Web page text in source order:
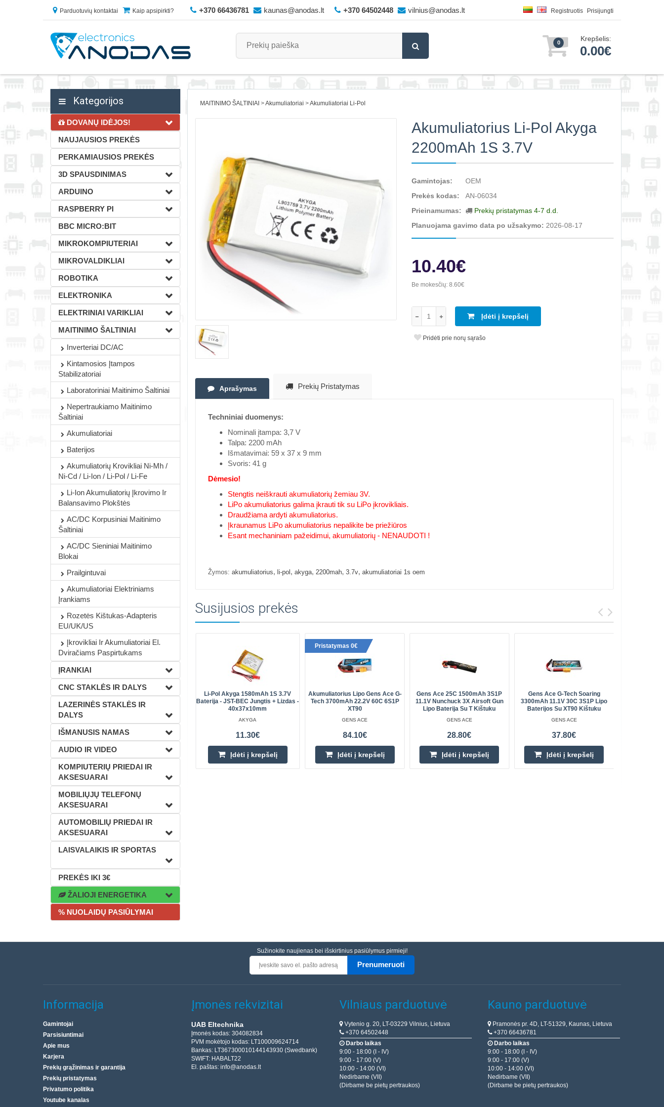
Parduotuvių kontaktai Kaip apsipirkti? +370 66436781 kaunas@anodas.lt +370 64502448 vilnius@anodas.lt Registruotis Prisijungti
0 Krepšelis:
0.00€
Kategorijos
DOVANŲ IDĖJOS!
NAUJAUSIOS PREKĖS
PERKAMIAUSIOS PREKĖS
3D SPAUSDINIMAS
ARDUINO
RASPBERRY PI
BBC MICRO:BIT
MIKROKOMPIUTERIAI
MIKROVALDIKLIAI
ROBOTIKA
ELEKTRONIKA
ELEKTRINIAI VARIKLIAI
MAITINIMO ŠALTINIAI
Inverteriai DC/AC
Kintamosios Įtampos
Stabilizatoriai
Laboratoriniai Maitinimo Šaltiniai
Nepertraukiamo Maitinimo
Šaltiniai
Akumuliatoriai
Baterijos
Akumuliatorių Krovikliai Ni-Mh /
Ni-Cd / Li-Ion / Li-Pol / Li-Fe
Li-Ion Akumuliatorių Įkrovimo Ir
Balansavimo Plokštės
AC/DC Korpusiniai Maitinimo
Šaltiniai
AC/DC Sieniniai Maitinimo
Blokai
Prailgintuvai
Akumuliatoriai Elektriniams
Įrankiams
Rozetės Kištukas-Adapteris
EU/UK/US
Įkrovikliai Ir Akumuliatoriai El.
Dviračiams Paspirtukams
ĮRANKIAI
CNC STAKLĖS IR DALYS
LAZERINĖS STAKLĖS IR
DALYS
IŠMANUSIS NAMAS
AUDIO IR VIDEO
KOMPIUTERIŲ PRIEDAI IR
AKSESUARAI
MOBILIŲJŲ TELEFONŲ
AKSESUARAI
AUTOMOBILIŲ PRIEDAI IR
AKSESUARAI
LAISVALAIKIS IR SPORTAS
PREKĖS IKI 3€
ŽALIOJI ENERGETIKA
% NUOLAIDŲ PASIŪLYMAI
MAITINIMO ŠALTINIAI Akumuliatoriai Akumuliatoriai Li-Pol
Akumuliatorius Li-Pol Akyga
2200mAh 1S 3.7V
Gamintojas:
OEM
Prekės kodas:
AN-06034
Prieinamumas:
Prekių pristatymas 4-7 d.d.
Planuojama gavimo data po užsakymo: 2026-08-17
10.40€
Be mokesčių:8.60€
Įdėti į krepšelį
Pridėti prie norų sąrašo
Aprašymas Prekių Pristatymas
Techniniai duomenys:
Nominali įtampa: 3,7 V
Talpa: 2200 mAh
Išmatavimai: 59 x 37 x 9 mm
Svoris: 41 g
Dėmesio!
Stengtis neiškrauti akumuliatorių žemiau 3V.
LiPo akumuliatorius galima įkrauti tik su LiPo įkrovikliais.
Draudžiama ardyti akumuliatorius.
Įkraunamus LiPo akumuliatorius nepalikite be priežiūros
Esant mechaniniam pažeidimui, akumuliatorių - NENAUDOTI !
Žymos: akumuliatorius, li-pol , akyga, 2200mah, 3.7v, akumuliatoriai 1s oem
Susijusios prekės
Li-Pol Akyga 1580mAh 1S 3.7V
Baterija - JST-BEC Jungtis + Lizdas -
40x37x10mm
AKYGA
11.30€
Įdėti į krepšelį
Pristatymas 0€
Akumuliatorius Lipo Gens Ace G-
Tech 3700mAh 22.2V 60C 6S1P
XT90
GENS ACE
84.10€
Įdėti į krepšelį
Gens Ace 25C 1500mAh 3S1P
11.1V Nunchuck 3X Airsoft Gun
Lipo Baterija Su T Kištuku
GENS ACE
28.80€
Įdėti į krepšelį
Gens Ace G-Tech Soaring
3300mAh 11.1V 30C 3S1P Lipo
Baterijos Su XT90 Kištuku
GENS ACE
37.80€
Įdėti į krepšelį
Sužinokite naujienas bei išskirtinius pasiūlymus pirmieji!
Prenumeruoti
Informacija
Gamintojai
Parsisiuntimai
Apie mus
Karjera
Prekių grąžinimas ir garantija
Prekių pristatymas
Privatumo politika
Youtube kanalas
Įmonės rekvizitai
UAB Eltechnika
Įmonės kodas: 304082834
PVM mokėtojo kodas: LT100009624714
Bankas: LT367300010144143930 (Swedbank)
SWIFT: HABALT22
El. paštas: info@anodas.lt
Vilniaus parduotuvė
Vytenio g. 20, LT-03229 Vilnius, Lietuva
+370 64502448
Darbo laikas
9:00 - 18:00 (I - IV)
9:00 - 17:00 (V)
10:00 - 14:00 (VI)
Nedirbame (VII)
(Dirbame be pietų pertraukos)
Kauno parduotuvė
Pramonės pr. 4D, LT-51329, Kaunas, Lietuva
+370 66436781
Darbo laikas
9:00 - 18:00 (I - IV)
9:00 - 17:00 (V)
10:00 - 14:00 (VI)
Nedirbame (VII)
(Dirbame be pietų pertraukos)